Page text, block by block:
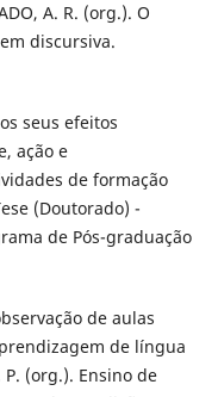
A. R. (org.). O
discursiva.
seus efeitos
ação e
de formação
(Doutorado) -
de Pós-graduação
de aulas
de língua
P. (org.). Ensino de